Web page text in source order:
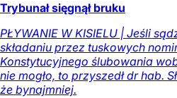
Trybunał sięgnął bruku
PŁYWANIE W KISIELU | Jeśli
składaniu przez tuskowych
Konstytucyjnego ślubowania
nie mogło, to przyszedł dr hab.
że bynajmniej.